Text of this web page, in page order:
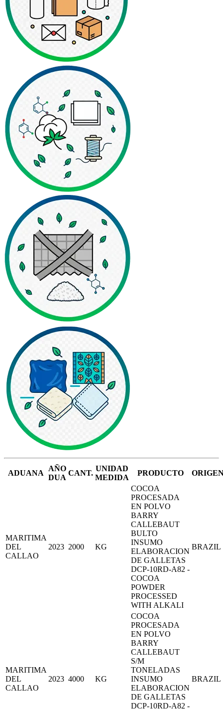
ADUANA
AÑO
DUA
CANT.
UNIDAD
MEDIDA
PRODUCTO
MARITIMA
DEL
CALLAO
2023 2000 KG
COCOA
PROCESADA
EN POLVO
BARRY
CALLEBAUT
BULTO
INSUMO
ELABORACION
DE GALLETAS
DCP-10RD-A82 -
COCOA
POWDER
PROCESSED
WITH ALKALI
BRAZIL
MARITIMA
DEL
CALLAO
2023 4000 KG
COCOA
PROCESADA
EN POLVO
BARRY
CALLEBAUT
S/M
TONELADAS
INSUMO
ELABORACION
DE GALLETAS
DCP-10RD-A82 -
BRAZIL